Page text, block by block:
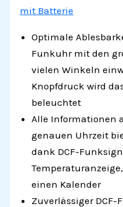
mit Batterie
Optimale
Funkuhr mit den
vielen Winkeln
Knopfdruck wird
beleuchtet
Alle Informationen
genauen Uhrzeit
dank DCF-
einen Kalender
Zuverlässiger